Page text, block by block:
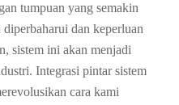
tumpuan yang semakin
dan keperluan
sistem ini akan menjadi
Integrasi pintar sistem
cara kami